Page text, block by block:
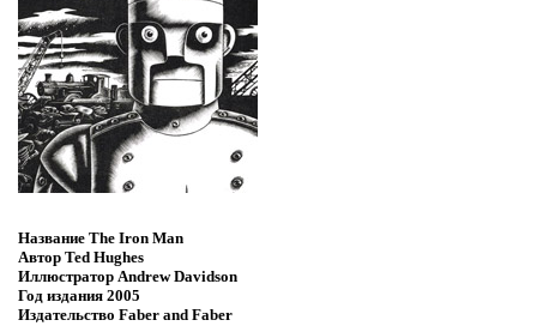
Название The Iron Man
Автор Ted Hughes
Иллюстратор Andrew Davidson
Год издания 2005
Издательство Faber and Faber